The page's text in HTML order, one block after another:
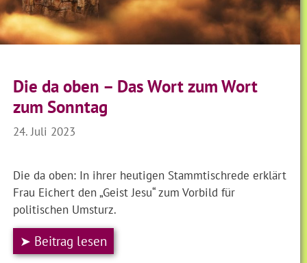
Die da oben – Das Wort zum Wort
zum Sonntag
24. Juli 2023
Die da oben: In ihrer heutigen Stammtischrede erklärt
Frau Eichert den „Geist Jesu“ zum Vorbild für
politischen Umsturz.
➤ Beitrag lesen